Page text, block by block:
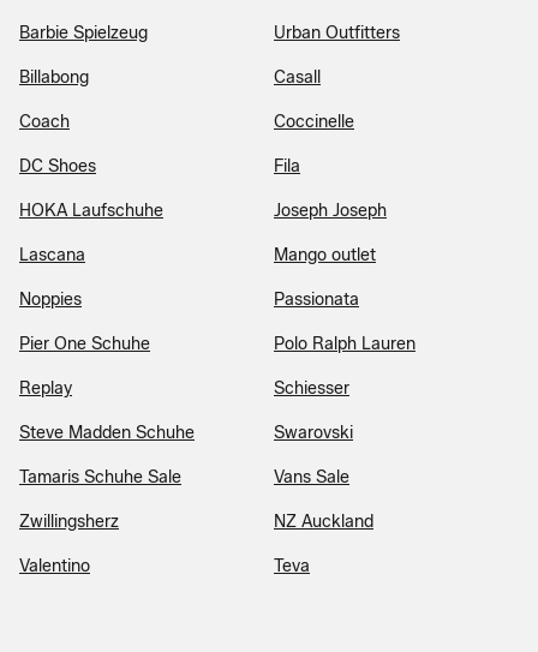
Barbie Spielzeug Urban Outfitters
Billabong Casall
Coach Coccinelle
DC Shoes Fila
HOKA Laufschuhe Joseph Joseph
Lascana Mango outlet
Noppies Passionata
Pier One Schuhe Polo Ralph Lauren
Replay Schiesser
Steve Madden Schuhe Swarovski
Tamaris Schuhe Sale Vans Sale
Zwillingsherz NZ Auckland
Valentino Teva